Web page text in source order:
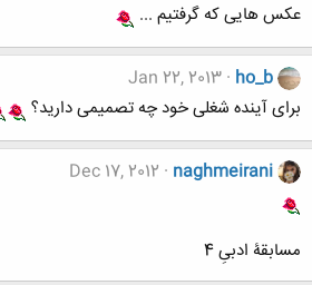
عکس هایی که گرفتیم ...
ho_b
Jan 22, 2013
برای آینده شغلی خود چه تصمیمی دارید؟
naghmeirani
Dec 17, 2012
مسابقۀ ادبیِ 4